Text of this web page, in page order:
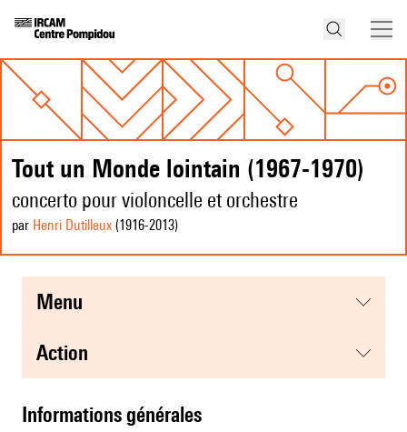
Tout un Monde lointain (1967-1970)
concerto pour violoncelle et orchestre
par Henri Dutilleux (1916-2013)
menu
action
informations générales